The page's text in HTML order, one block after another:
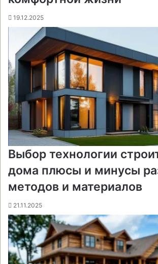
19.12.2025
Выбор технологии
дома плюсы и минусы
методов и материалов
21.11.2025